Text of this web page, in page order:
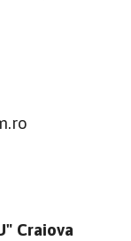
Craiova